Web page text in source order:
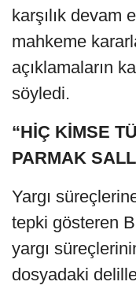
karşılık devam
mahkeme
açıklamaların
söyledi.
“HİÇ KİMSE
PARMAK
Yargı
tepki gösteren
yargı
dosyadaki